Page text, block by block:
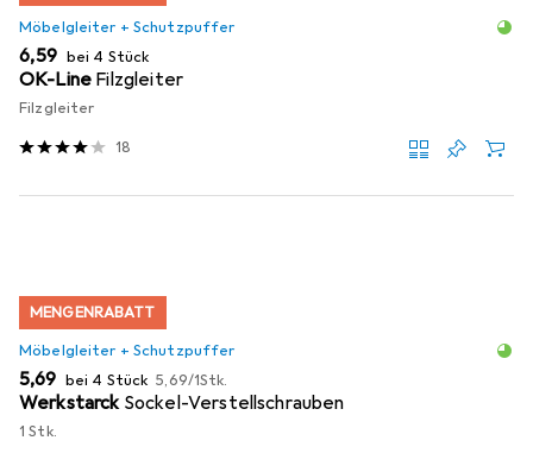
Möbelgleiter + Schutzpuffer
EUR
6,59 bei 4 Stück
OK-Line Filzgleiter
Filzgleiter
18
MENGENRABATT
Möbelgleiter + Schutzpuffer
EUR
5,69 bei 4 Stück EUR
5,69/1Stk.
Werkstarck Sockel-Verstellschrauben
1 Stk.